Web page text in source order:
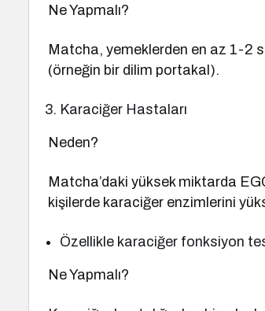
Ne Yapmalı?
Matcha, yemeklerden en az 1-2
(örneğin bir dilim portakal).
Karaciğer Hastaları
Neden?
Matcha’daki yüksek miktarda
kişilerde karaciğer enzimlerini
Özellikle karaciğer fonksiyon
Ne Yapmalı?